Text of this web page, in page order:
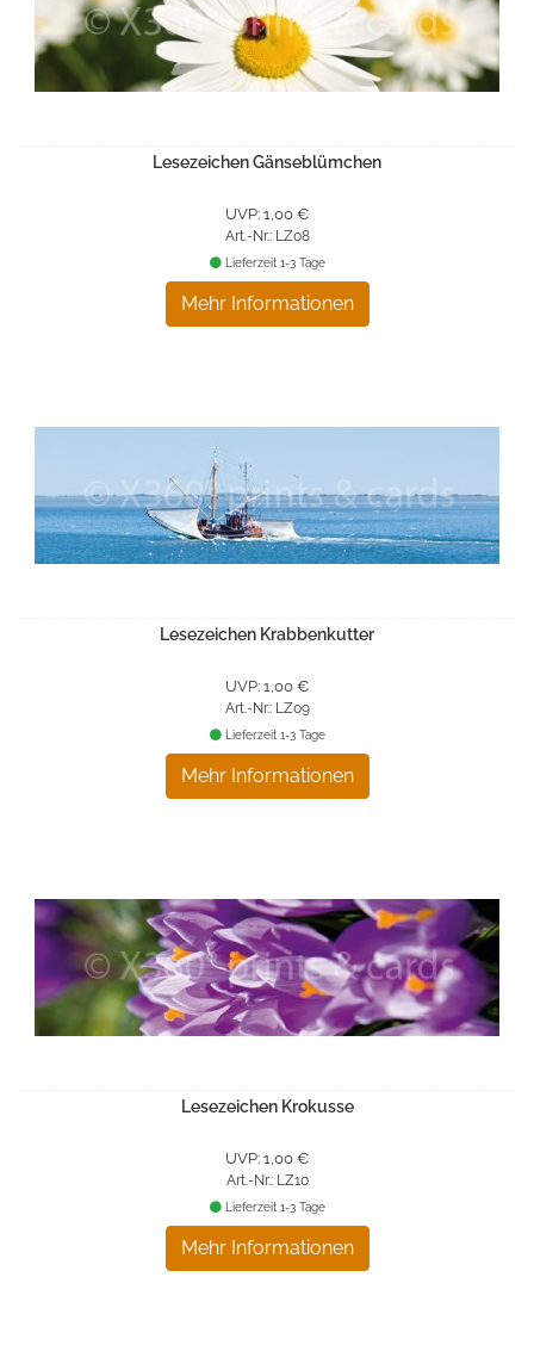
Lesezeichen Gänseblümchen
UVP: 1,00 €
Art.-Nr.: LZ08
Mehr Informationen
Lieferzeit 1-3 Tage
Lesezeichen Krabbenkutter
UVP: 1,00 €
Art.-Nr.: LZ09
Mehr Informationen
Lieferzeit 1-3 Tage
Lesezeichen Krokusse
UVP: 1,00 €
Art.-Nr.: LZ10
Mehr Informationen
Lieferzeit 1-3 Tage